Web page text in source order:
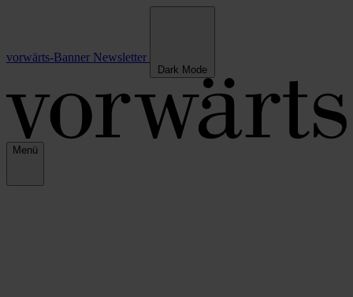
vorwärts-Banner Newsletter
Dark Mode
Menü